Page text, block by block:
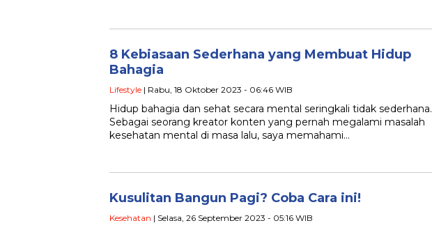
8 Kebiasaan Sederhana yang Membuat Hidup
Bahagia
Lifestyle | Rabu, 18 Oktober 2023 - 06:46 WIB
Hidup bahagia dan sehat secara mental seringkali tidak sederhana.
Sebagai seorang kreator konten yang pernah megalami masalah
kesehatan mental di masa lalu, saya memahami…
Kusulitan Bangun Pagi? Coba Cara ini!
Kesehatan | Selasa, 26 September 2023 - 05:16 WIB